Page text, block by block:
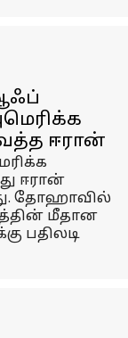
ஈரான்
ஈரான்
தோஹாவில்
மீதான
பதிலடி